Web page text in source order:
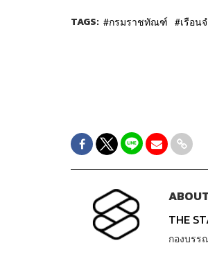
TAGS: กรมราชทัณฑ์ เรือน
THE
กองบรร